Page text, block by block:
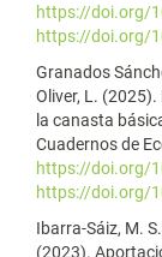
https://doi.org/
https://doi.org/
Granados
Oliver, L.
la canasta
Cuadernos de
https://doi.org/
https://doi.org/
Ibarra-Sáiz, M.
(2023).